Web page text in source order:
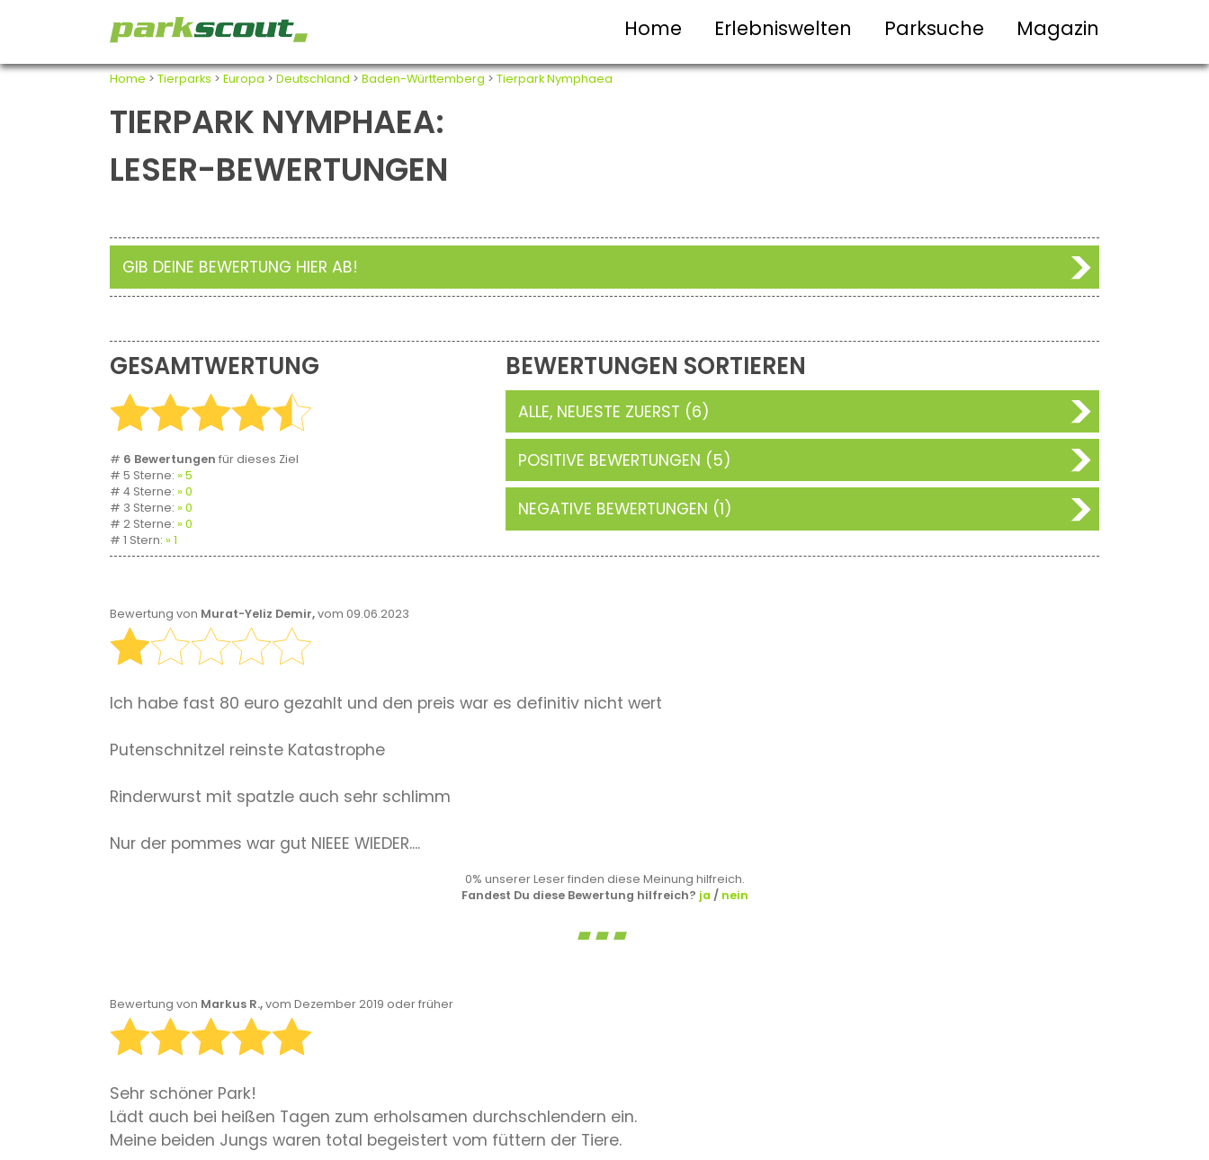
Home Erlebniswelten Parksuche Magazin
Home > Tierparks > Europa > Deutschland > Baden-Württemberg > Tierpark Nymphaea
TIERPARK NYMPHAEA:
LESER-BEWERTUNGEN
GIB DEINE BEWERTUNG HIER AB!
GESAMTWERTUNG
# 6 Bewertungen für dieses Ziel
# 5 Sterne:
5
# 4 Sterne:
0
# 3 Sterne:
0
# 2 Sterne:
0
# 1 Stern:
1
BEWERTUNGEN SORTIEREN
ALLE, NEUESTE ZUERST (6)
POSITIVE BEWERTUNGEN (5)
NEGATIVE BEWERTUNGEN (1)
Bewertung von Murat-Yeliz Demir,vom 09.06.2023
Ich habe fast 80 euro gezahlt und den preis war es definitiv nicht wert
Putenschnitzel reinste Katastrophe
Rinderwurst mit spatzle auch sehr schlimm
Nur der pommes war gut NIEEE WIEDER....
0% unserer Leser finden diese Meinung hilfreich.
Fandest Du diese Bewertung hilfreich? ja / nein
Bewertung von Markus R.,vom Dezember 2019 oder früher
Sehr schöner Park!
Lädt auch bei heißen Tagen zum erholsamen durchschlendern ein.
Meine beiden Jungs waren total begeistert vom füttern der Tiere.